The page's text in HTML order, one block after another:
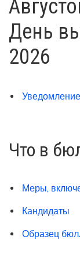
День
2026
Что в
Меры,
Кандидаты
Образец